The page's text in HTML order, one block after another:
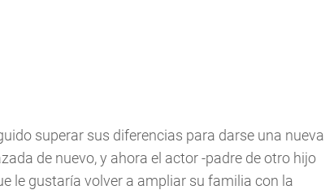
superar sus diferencias para darse una nueva
de nuevo, y ahora el actor -padre de otro hijo
le gustaría volver a ampliar su familia con la